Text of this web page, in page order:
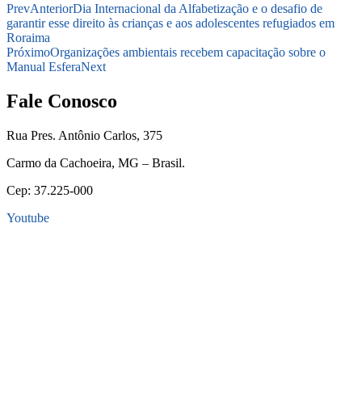
PrevAnteriorDia Internacional da Alfabetização e o desafio de
garantir esse direito às crianças e aos adolescentes refugiados em
Roraima
PróximoOrganizações ambientais recebem capacitação sobre o
Manual EsferaNext
Fale Conosco
Rua Pres. Antônio Carlos, 375
Carmo da Cachoeira, MG – Brasil.
Cep: 37.225-000
Youtube